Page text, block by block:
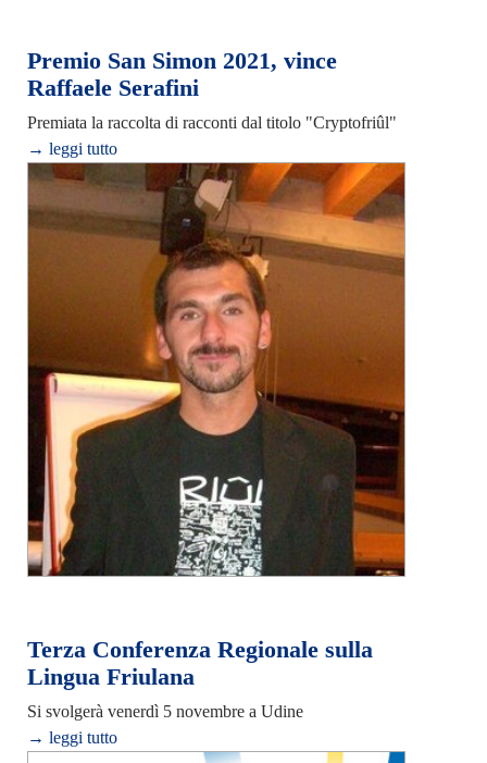
Premio San Simon 2021, vince
Raffaele Serafini
Premiata la raccolta di racconti dal titolo "Cryptofriûl"
→ leggi tutto
Terza Conferenza Regionale sulla
Lingua Friulana
Si svolgerà venerdì 5 novembre a Udine
→ leggi tutto